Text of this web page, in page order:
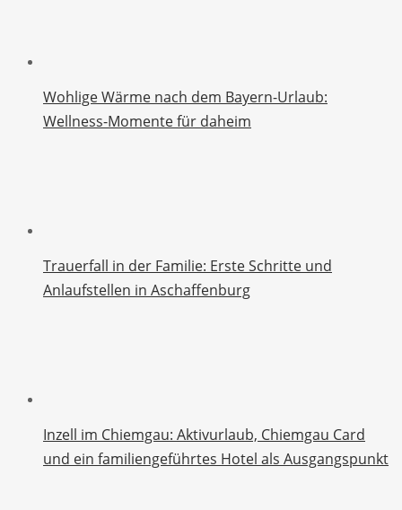
Wohlige Wärme nach dem Bayern-Urlaub:
Wellness-Momente für daheim
Trauerfall in der Familie: Erste Schritte und
Anlaufstellen in Aschaffenburg
Inzell im Chiemgau: Aktivurlaub, Chiemgau Card
und ein familiengeführtes Hotel als Ausgangspunkt